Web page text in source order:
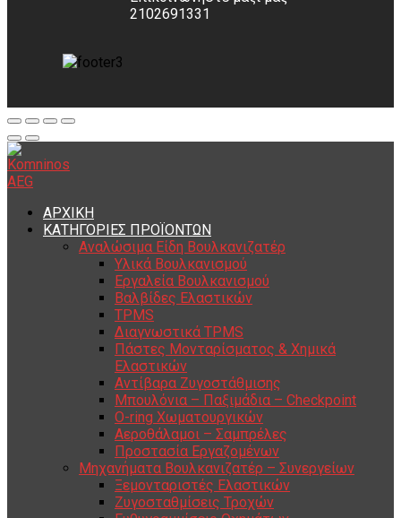
2102691331
ΑΡΧΙΚΗ
ΚΑΤΗΓΟΡΙΕΣ ΠΡΟΪΟΝΤΩΝ
Αναλώσιμα Είδη Βουλκανιζατέρ
Υλικά Βουλκανισμού
Εργαλεία Βουλκανισμού
Βαλβίδες Ελαστικών
TPMS
Διαγνωστικά TPMS
Πάστες Μονταρίσματος & Χημικά
Ελαστικών
Αντίβαρα Ζυγοστάθμισης
Μπουλόνια – Παξιμάδια – Checkpoint
O-ring Χωματουργικών
Αεροθάλαμοι – Σαμπρέλες
Προστασία Εργαζομένων
Μηχανήματα Βουλκανιζατέρ – Συνεργείων
Ξεμονταριστές Ελαστικών
Ζυγοσταθμίσεις Τροχών